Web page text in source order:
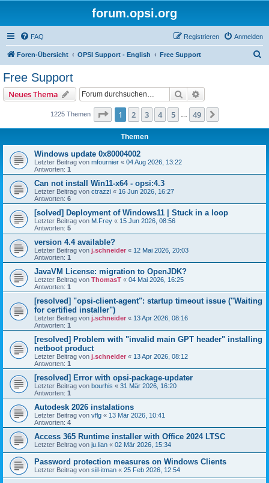
forum.opsi.org
FAQ Anmelden
Registrieren
Foren-Übersicht OPSI Support - English Free Support
Free Support
Neues Thema Suche
1225 Themen Seite 1von 49
1 2 3 4 5 49
Themen
Windows update 0x80004002
Letzter Beitrag von mfournier « 04 Aug 2026, 13:22
Antworten: 1
Can not install Win11-x64 - opsi:4.3
Letzter Beitrag von ctrazzi « 16 Jun 2026, 16:27
Antworten: 6
[solved] Deployment of Windows11 | Stuck in a loop
Letzter Beitrag von M.Frey « 15 Jun 2026, 08:56
Antworten: 5
version 4.4 available?
Letzter Beitrag von j.schneider « 12 Mai 2026, 20:03
Antworten: 1
JavaVM License: migration to OpenJDK?
Letzter Beitrag von ThomasT « 04 Mai 2026, 16:25
Antworten: 1
[resolved] "opsi-client-agent": startup timeout issue ("Waiting
for certified installer")
Letzter Beitrag von j.schneider « 13 Apr 2026, 08:16
Antworten: 1
[resolved] Problem with "invalid main GPT header" installing
netboot product
Letzter Beitrag von j.schneider « 13 Apr 2026, 08:12
Antworten: 1
[resolved] Error with opsi-package-updater
Letzter Beitrag von bourhis « 31 Mär 2026, 16:20
Antworten: 1
Autodesk 2026 instalations
Letzter Beitrag von vflg « 13 Mär 2026, 10:41
Antworten: 4
Access 365 Runtime installer with Office 2024 LTSC
Letzter Beitrag von ju.lian « 02 Mär 2026, 15:34
Password protection measures on Windows Clients
Letzter Beitrag von siil-itman « 25 Feb 2026, 12:54